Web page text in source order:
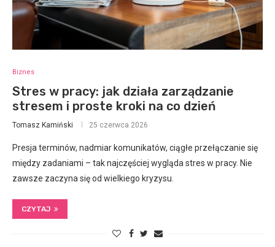
Biznes
Stres w pracy: jak działa zarządzanie
stresem i proste kroki na co dzień
Tomasz Kamiński 25 czerwca 2026
Presja terminów, nadmiar komunikatów, ciągłe przełączanie się
między zadaniami – tak najczęściej wygląda stres w pracy. Nie
zawsze zaczyna się od wielkiego kryzysu.
CZYTAJ